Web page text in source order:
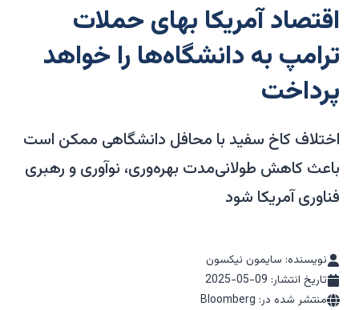
اقتصاد آمریکا بهای حملات
ترامپ به دانشگاه‌ها را خواهد
پرداخت
اختلاف کاخ سفید با محافل دانشگاهی ممکن است
باعث کاهش طولانی‌مدت بهره‌وری، نوآوری و رهبری
فناوری آمریکا شود
نویسنده: سایمون نیکسون
تاریخ انتشار: 2025-05-09
منتشر شده در: Bloomberg